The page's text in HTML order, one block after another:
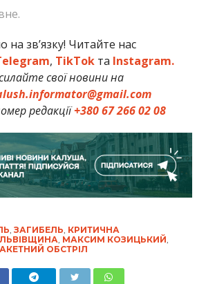
на зв’язку! Читайте нас
, TikTokта Instagram.
свої новини на
редакції+380 67 266 02 08
ЗАГИБЕЛЬ КРИТИЧНА
ЛЬВІВЩИНА МАКСИМ КОЗИЦЬКИЙ
ОБСТРІЛ